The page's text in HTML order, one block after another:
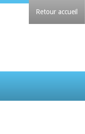
Retour accueil